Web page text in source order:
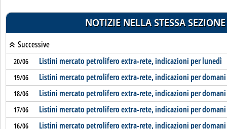
NOTIZIE NELLA STESSA SEZIONE
Successive
20/06 Listini mercato petrolifero extra-rete, indicazioni per lunedì
19/06 Listini mercato petrolifero extra-rete, indicazioni per domani
18/06 Listini mercato petrolifero extra-rete, indicazioni per domani
17/06 Listini mercato petrolifero extra-rete, indicazioni per domani
16/06 Listini mercato petrolifero extra-rete, indicazioni per domani